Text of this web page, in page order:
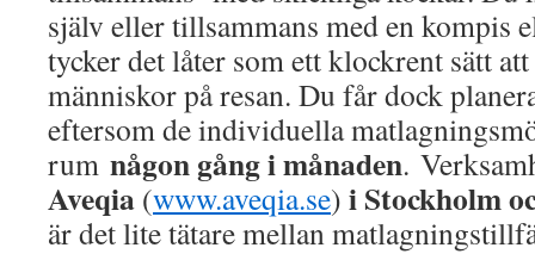
själv eller tillsammans med en kompis
tycker det låter som ett klockrent sätt
människor på resan. Du får dock
eftersom de individuella
rum någon gång i månaden.
Aveqia (www.aveqia.se) i Stockholm
är det lite tätare mellan